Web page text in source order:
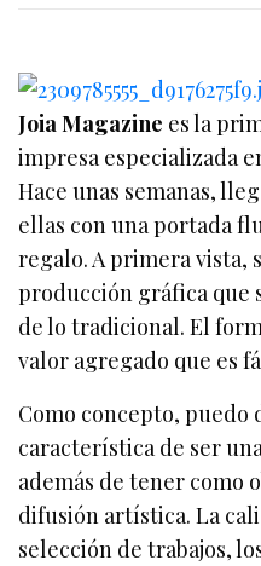
Joia Magazine es la
impresa especializada
Hace unas semanas,
ellas con una portada
regalo. A primera vista,
producción gráfica que
de lo tradicional. El
valor agregado que es
Como concepto, puedo
característica de ser
además de tener como
difusión artística. La
selección de trabajos,